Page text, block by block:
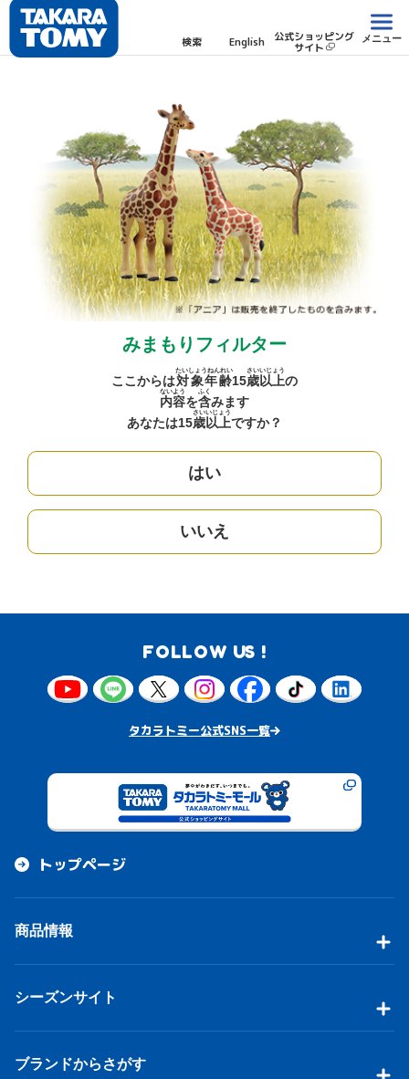
検索 English 公式ショッピング
サイト
メニュー
みまもりフィルター
ここからは対象年齢
たいしょうねんれい
15歳
さい
以上
いじょう
の
内容
ないよう
を含
ふく
みます
あなたは15歳
さい
以上
いじょう
ですか？
はい
いいえ
FOLLOW US !
タカラトミー公式SNS一覧
トップページ
商品情報
シーズンサイト
ブランドからさがす